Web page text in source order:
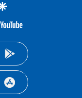
google
youtube-